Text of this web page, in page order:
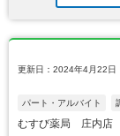
更新日：2024年4月22日
パート・アルバイト
むすび薬局 庄内店